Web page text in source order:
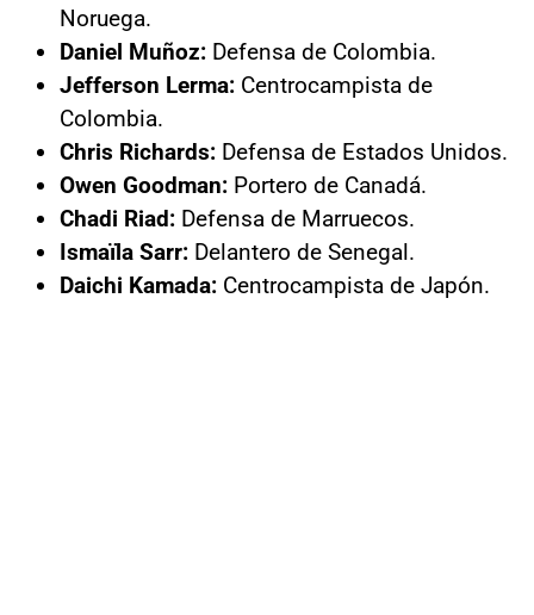
Noruega.
Daniel Muñoz: Defensa de Colombia.
Jefferson Lerma: Centrocampista de
Colombia.
Chris Richards: Defensa de Estados Unidos.
Owen Goodman: Portero de Canadá.
Chadi Riad: Defensa de Marruecos.
Ismaïla Sarr: Delantero de Senegal.
Daichi Kamada: Centrocampista de Japón.